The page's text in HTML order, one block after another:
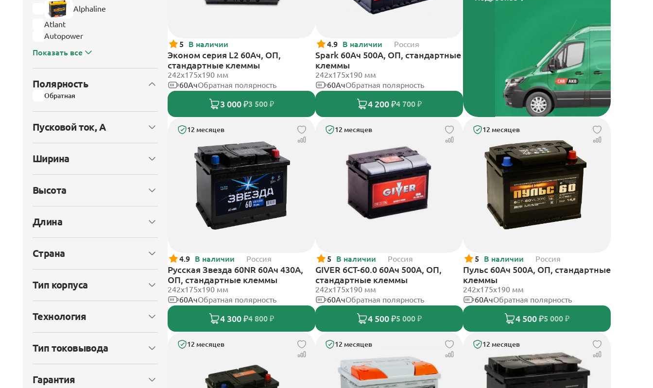
Alphaline
Atlant
Autopower
Показать все
Полярность
Обратная
Пусковой ток, А
Ширина
Высота
Длина
Страна
Тип корпуса
Технология
Тип токовывода
Гарантия
5 В наличии
Эконом серия L2 60Ач, ОП,
стандартные клеммы
242х175х190 мм
60АчОбратная полярность
3 000 ₽3 500 ₽
4.9 В наличии Россия
Spark 60Ач 500А, ОП, стандартные
клеммы
242х175х190 мм
60АчОбратная полярность
4 200 ₽4 700 ₽
12 месяцев
4.9 В наличии Россия
Русская Звезда 60NR 60Ач 430А,
ОП, стандартные клеммы
242x175x190 мм
60АчОбратная полярность
4 300 ₽4 800 ₽
12 месяцев
5 В наличии Россия
GIVER 6СТ-60.0 60Ач 500А, ОП,
стандартные клеммы
242х175х190 мм
60АчОбратная полярность
4 500 ₽5 000 ₽
12 месяцев
5 В наличии Россия
Пульс 60Ач 500А, ОП, стандартные
клеммы
242x175x190 мм
60АчОбратная полярность
4 500 ₽5 000 ₽
12 месяцев 12 месяцев 12 месяцев